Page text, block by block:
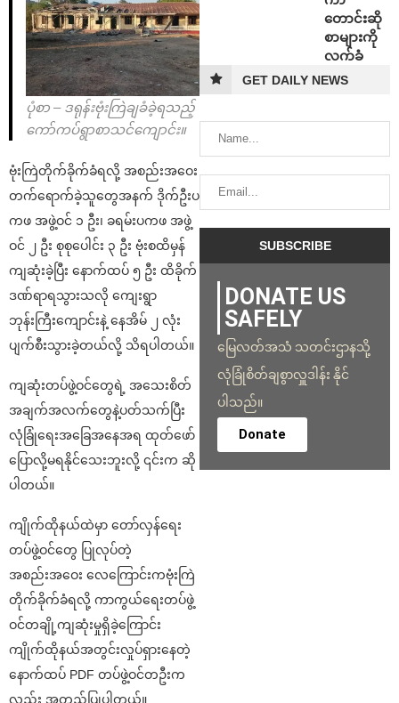
ပုံစာ – ဒရုန်းဗုံးကြဲချခံခဲ့ရသည့်
ကော်ကပ်ရွာစာသင်ကျောင်း။
ဗုံးကြဲတိုက်ခိုက်ခံရလို့ အစည်းအဝေး
တက်ရောက်ခဲ့သူတွေအနက် ဒိုက်ဦးပ
ကဖ အဖွဲ့ဝင် ၁ ဦး၊ ခရမ်းပကဖ အဖွဲ့
ဝင် ၂ ဦး စုစုပေါင်း ၃ ဦး ဗုံးစထိမှန်
ကျဆုံးခဲ့ပြီး နောက်ထပ် ၅ ဦး ထိခိုက်
ဒဏ်ရာရသွားသလို ကျေးရွာ
ဘုန်းကြီးကျောင်းနဲ့ နေအိမ် ၂ လုံး
ပျက်စီးသွားခဲ့တယ်လို့ သိရပါတယ်။
ကျဆုံးတပ်ဖွဲ့ဝင်တွေရဲ့ အသေးစိတ်
အချက်အလက်တွေနဲ့ပတ်သက်ပြီး
လုံခြုံရေးအခြေအနေအရ ထုတ်ဖော်
ပြောလို့မရနိုင်သေးဘူးလို့ ၎င်းက ဆို
ပါတယ်။
ကျိုက်ထိုနယ်ထဲမှာ တော်လှန်ရေး
တပ်ဖွဲ့ဝင်တွေ ပြုလုပ်တဲ့
အစည်းအဝေး လေကြောင်းကဗုံးကြဲ
တိုက်ခိုက်ခံရလို့ ကာကွယ်ရေးတပ်ဖွဲ့
ဝင်တချို့ကျဆုံးမှုရှိခဲ့ကြောင်း
ကျိုက်ထိုနယ်အတွင်းလှုပ်ရှားနေတဲ့
နောက်ထပ် PDF တပ်ဖွဲ့ဝင်တဦးက
လည်း အတည်ပြုပါတယ်။
တောင်းဆို
စာများကို
လက်ခံ
GET DAILY NEWS
DONATE US
SAFELY
မြေလတ်အသံ သတင်းဌာနသို့
လုံခြုံစိတ်ချစွာလှူဒါန်း နိုင်
ပါသည်။
Donate